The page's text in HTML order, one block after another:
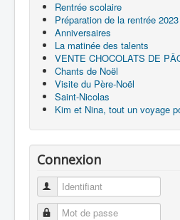
Rentrée scolaire
Préparation de la rentrée 2023
Anniversaires
La matinée des talents
VENTE CHOCOLATS DE
Chants de Noël
Visite du Père-Noël
Saint-Nicolas
Kim et Nina, tout un voyage
Connexion
Identifiant
Mot de passe